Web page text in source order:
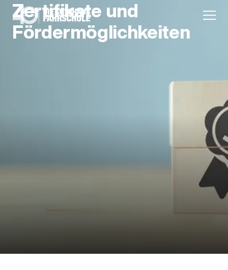
Zertifikate und
Fördermöglichkeiten